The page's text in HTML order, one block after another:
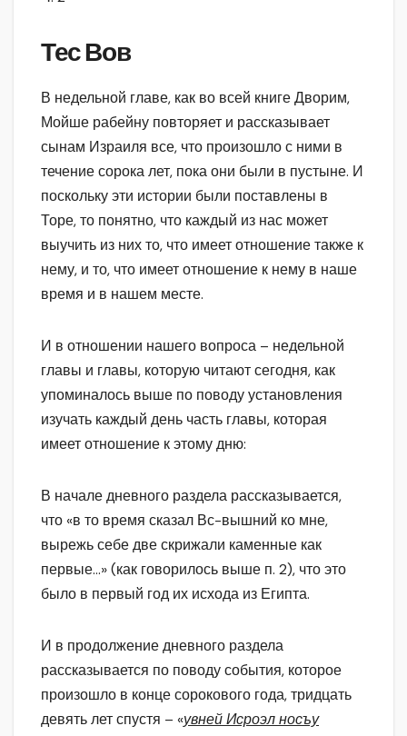
Тес Вов
В недельной главе, как во всей книге Дворим,
Мойше рабейну повторяет и рассказывает
сынам Израиля все, что произошло с ними в
течение сорока лет, пока они были в пустыне. И
поскольку эти истории были поставлены в
Торе, то понятно, что каждый из нас может
выучить из них то, что имеет отношение также к
нему, и то, что имеет отношение к нему в наше
время и в нашем месте.
И в отношении нашего вопроса – недельной
главы и главы, которую читают сегодня, как
упоминалось выше по поводу установления
изучать каждый день часть главы, которая
имеет отношение к этому дню:
В начале дневного раздела рассказывается,
что «в то время сказал Вс-вышний ко мне,
вырежь себе две скрижали каменные как
первые…» (как говорилось выше п. 2), что это
было в первый год их исхода из Египта.
И в продолжение дневного раздела
рассказывается по поводу события, которое
произошло в конце сорокового года, тридцать
девять лет спустя – «увней Исроэл носъу